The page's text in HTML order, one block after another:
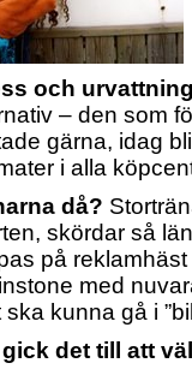
och
– den som
gärna, idag
i alla
då?
skördar så
på
med
ska kunna gå i
det till att